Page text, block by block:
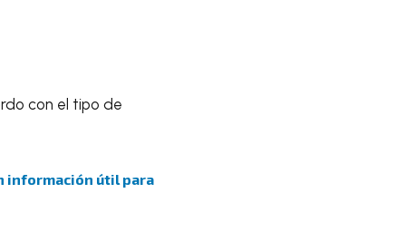
con el tipo de
información útil para